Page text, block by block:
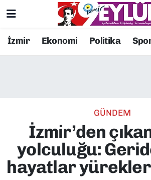
İzmir Ekonomi Politika
GÜNDEM
İzmir’den
yolculuğu:
hayatlar
Resmi İlanlar
EKONOMİ
KÜLTÜR SANAT
Konak Nöbetçi Eczaneler
Süper Lig Puan Durumu ve
Tüm Manşetler
Son Dakika Haberleri